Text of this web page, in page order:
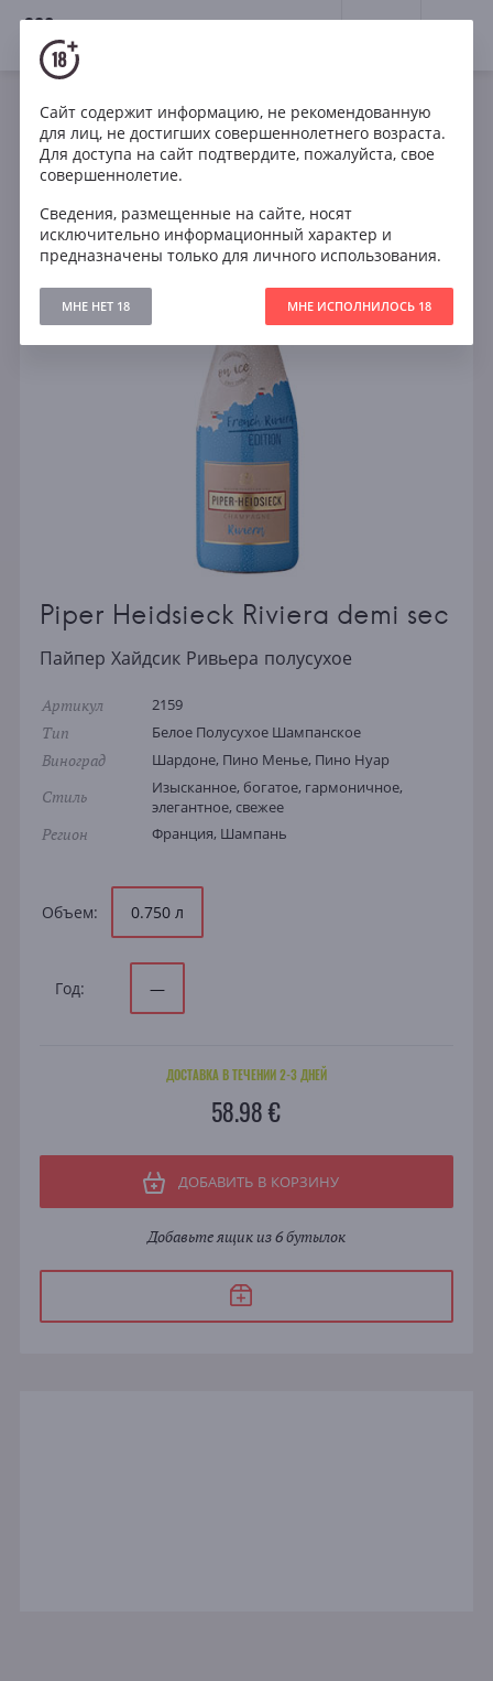
18+
Игристое Белое
Полусухое
Франция
Piper Heidsieck Riviera demi sec
Piper Heidsieck Riviera demi sec
Пайпер Хайдсик Ривьера полусухое
Артикул 2159
Тип Белое Полусухое Шампанское
Виноград Шардоне, Пино Менье, Пино Нуар
Стиль
Изысканное, богатое, гармоничное,
элегантное, свежее
Регион Франция, Шампань
Объем: 0.750 л
Год: —
ДОСТАВКА В ТЕЧЕНИИ 2-3 ДНЕЙ
58.98 €
ДОБАВИТЬ В КОРЗИНУ
Добавьте ящик из 6 бутылок
Сайт содержит информацию, не рекомендованную
для лиц, не достигших совершеннолетнего возраста.
Для доступа на сайт подтвердите, пожалуйста, свое
совершеннолетие.
Сведения, размещенные на сайте, носят
исключительно информационный характер и
предназначены только для личного использования.
МНЕ НЕТ 18 МНЕ ИСПОЛНИЛОСЬ 18